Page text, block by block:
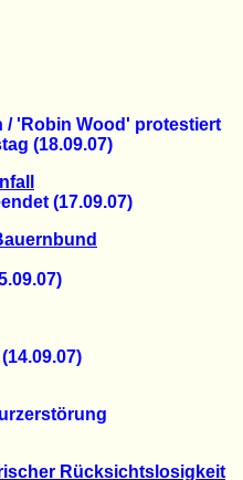
'Robin Wood' protestiert
(18.09.07)
(17.09.07)
Rücksichtslosigkeit